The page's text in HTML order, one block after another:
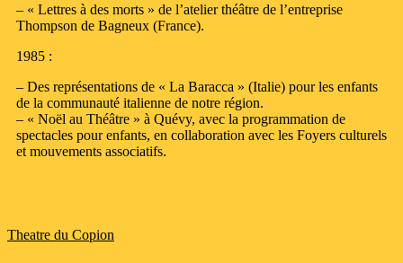
– « Lettres à des morts » de l’atelier théâtre de l’entreprise
Thompson de Bagneux (France).
1985 :
– Des représentations de « La Baracca » (Italie) pour les enfants
de la communauté italienne de notre région.
– « Noël au Théâtre » à Quévy, avec la programmation de
spectacles pour enfants, en collaboration avec les Foyers culturels
et mouvements associatifs.
Theatre du Copion